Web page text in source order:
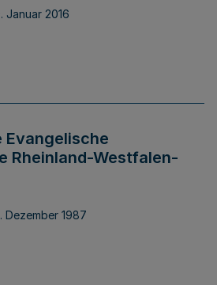
Januar 2016
Evangelische
Rheinland-Westfalen-
Dezember 1987